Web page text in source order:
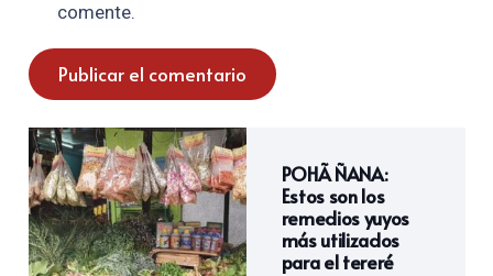
comente.
Publicar el comentario
POHÃ ÑANA:
Estos son los
remedios yuyos
más utilizados
para el tereré